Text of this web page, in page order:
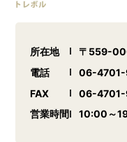
所在地
〒559-
電話
06-
FAX
06-
営業時間
10:00～